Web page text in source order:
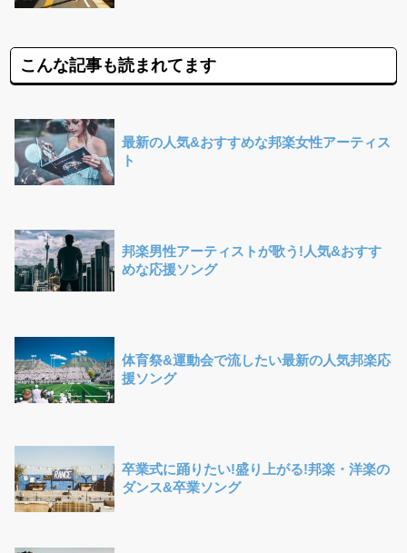
こんな記事も読まれてます
最新の人気&おすすめな邦楽女性アーティス
ト
邦楽男性アーティストが歌う!人気&おすす
めな応援ソング
体育祭&運動会で流したい最新の人気邦楽応
援ソング
卒業式に踊りたい!盛り上がる!邦楽・洋楽の
ダンス&卒業ソング